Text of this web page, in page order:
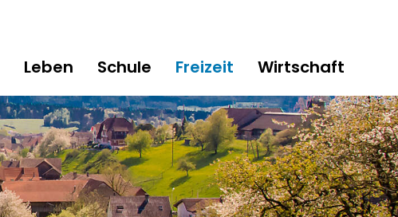
Leben Schule Freizeit Wirtschaft